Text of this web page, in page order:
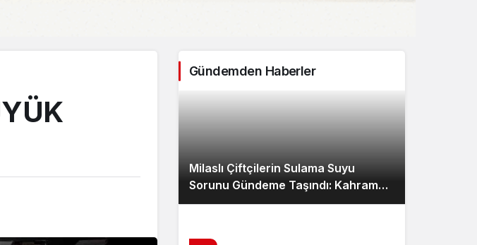
Gündemden Haberler
Milaslı Çiftçilerin Sulama Suyu
Sorunu Gündeme Taşındı: Kahraman
Akar “Üreticiye ‘Ekmeyin, su yok’